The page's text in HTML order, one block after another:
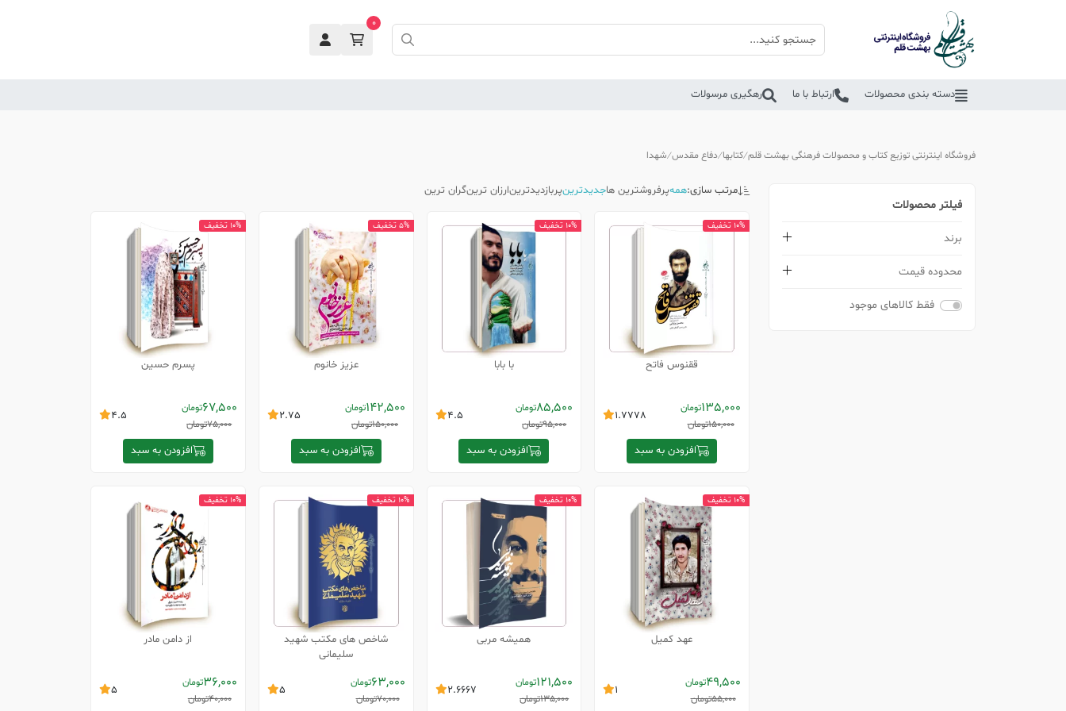
0
دسته بندی محصولات ارتباط با ما رهگیری مرسولات
فروشگاه اینترنتی توزیع کتاب و محصولات فرهنگی بهشت قلم کتابها دفاع مقدس شهدا
فیلتر محصولات
برند
محدوده قیمت
فقط کالاهای موجود
مرتب سازی:همهپرفروشترین هاجدیدترینپربازدیدترینارزان ترینگران ترین
ققنوس فاتح
135,000تومان
150,000تومان
1.7778
افزودن به سبد
10% تخفیف
با بابا
85,500تومان
95,000تومان
4.5
افزودن به سبد
10% تخفیف
عزیز خانوم
142,500تومان
150,000تومان
2.75
افزودن به سبد
5% تخفیف
پسرم حسین
67,500تومان
75,000تومان
4.5
افزودن به سبد
10% تخفیف
عهد کمیل
49,500تومان
55,000تومان
1
10% تخفیف
همیشه مربی
121,500تومان
135,000تومان
2.6667
10% تخفیف
شاخص های مکتب شهید
سلیمانی
63,000تومان
70,000تومان
5
10% تخفیف
از دامن مادر
36,000تومان
40,000تومان
5
10% تخفیف